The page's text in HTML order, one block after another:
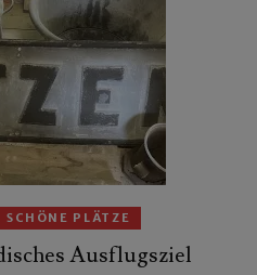
SCHÖNE PLÄTZE
Ausflugsziel